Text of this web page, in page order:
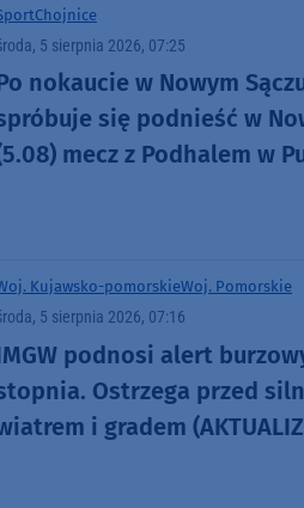
Chojnice
5 sierpnia 2026, 07:25
nokaucie w Nowym
się podnieść w
mecz z Podhalem w
Kujawsko-pomorskieWoj. Pomorskie
5 sierpnia 2026, 07:16
podnosi alert
Ostrzega przed
i gradem